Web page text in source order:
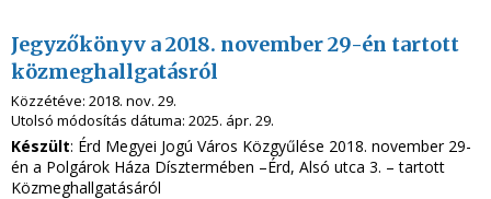
Jegyzőkönyv a 2018. november 29-én tartott
közmeghallgatásról
Közzétéve: 2018. nov. 29.
Utolsó módosítás dátuma: 2025. ápr. 29.
Készült: Érd Megyei Jogú Város Közgyűlése 2018. november 29-
én a Polgárok Háza Dísztermében –Érd, Alsó utca 3. – tartott
Közmeghallgatásáról